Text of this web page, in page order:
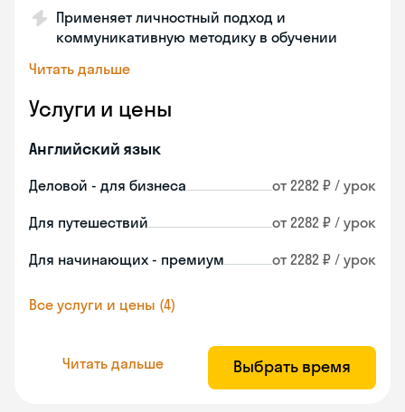
Применяет личностный подход и
коммуникативную методику в обучении
Читать дальше
Услуги и цены
Английский язык
Деловой - для бизнеса от 2282 ₽ / урок
Для путешествий от 2282 ₽ / урок
Для начинающих - премиум от 2282 ₽ / урок
Все услуги и цены (4)
Читать дальше Выбрать время